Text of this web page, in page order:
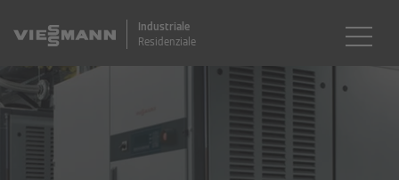
Industriale
Residenziale